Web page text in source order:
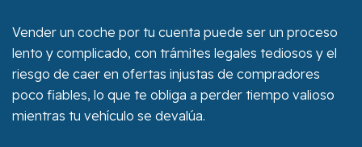
Vender un coche por tu cuenta puede ser un proceso
lento y complicado, con trámites legales tediosos y el
riesgo de caer en ofertas injustas de compradores
poco fiables, lo que te obliga a perder tiempo valioso
mientras tu vehículo se devalúa.